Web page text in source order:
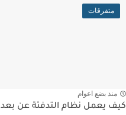
متفرقات
منذ بضع اعوام
كيف يعمل نظام التدفئة عن بعد